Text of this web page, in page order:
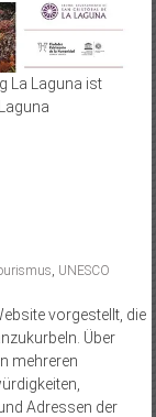
La Laguna ist
UNESCO
vorgestellt, die
Über
mehreren
Adressen der